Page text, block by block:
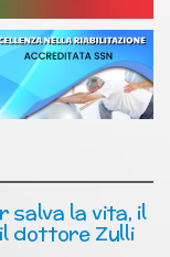
salva la vita, il
dottore Zulli